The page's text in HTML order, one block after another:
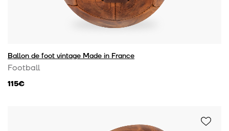
Ballon de foot vintage Made in France
Football
115€